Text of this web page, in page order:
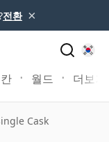
전환 ×
월드 더보기
Cask